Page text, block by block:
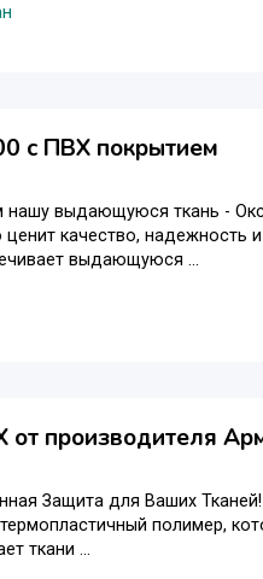
с ПВХ покрытием
выдающуюся ткань -
качество, надежность
выдающуюся ...
производителя
Защита для Ваших
полимер,
ткани ...